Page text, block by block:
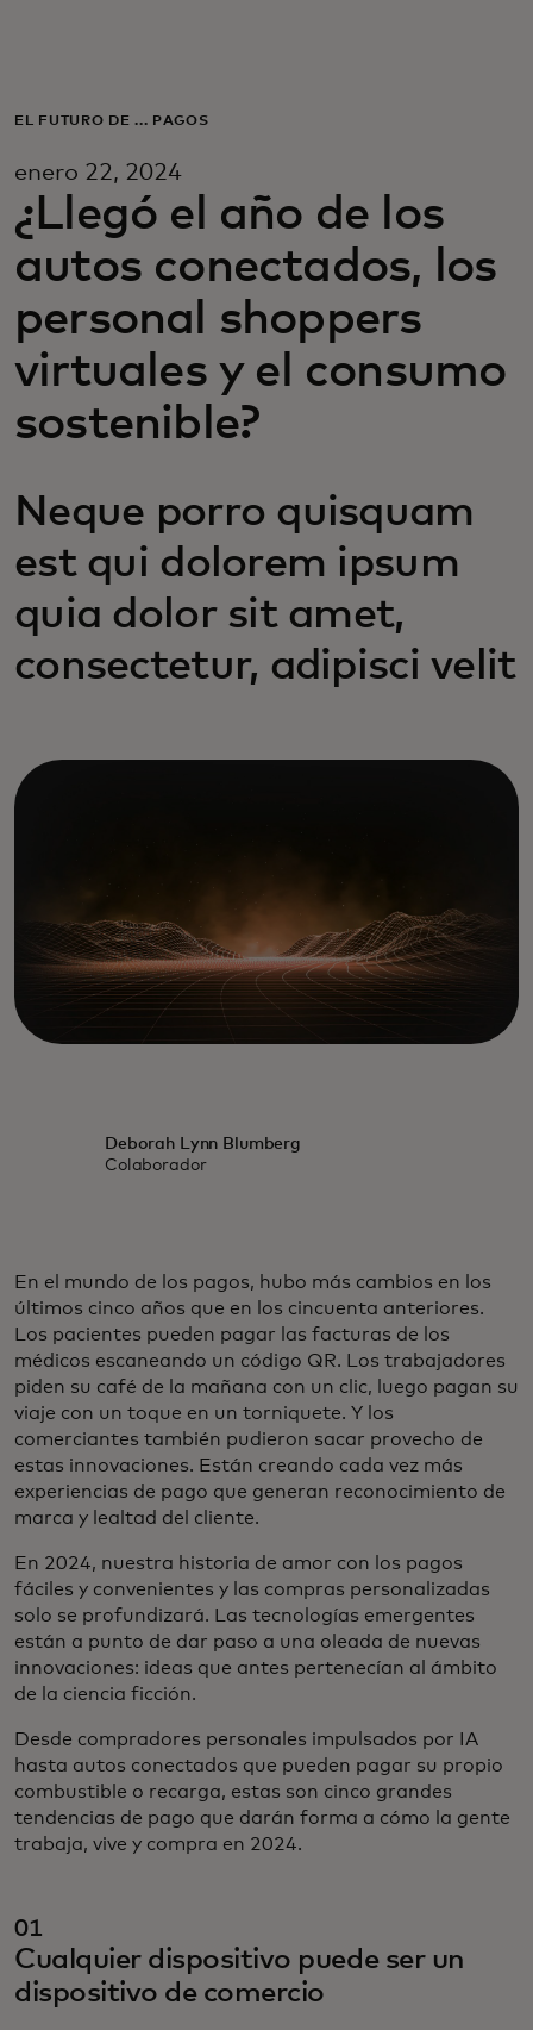
Para empresas
Para el mundo
Para innovadores
Noticias y tendencias
EL FUTURO DE ... PAGOS
enero 22, 2024
¿Llegó el año de los
autos conectados, los
personal shoppers
virtuales y el consumo
sostenible?
Neque porro quisquam
est qui dolorem ipsum
quia dolor sit amet,
consectetur, adipisci velit
Deborah Lynn Blumberg
Colaborador
En el mundo de los pagos, hubo más cambios en los
últimos cinco años que en los cincuenta anteriores.
Los pacientes pueden pagar las facturas de los
médicos escaneando un código QR. Los trabajadores
piden su café de la mañana con un clic, luego pagan su
viaje con un toque en un torniquete. Y los
comerciantes también pudieron sacar provecho de
estas innovaciones. Están creando cada vez más
experiencias de pago que generan reconocimiento de
marca y lealtad del cliente.
En 2024, nuestra historia de amor con los pagos
fáciles y convenientes y las compras personalizadas
solo se profundizará. Las tecnologías emergentes
están a punto de dar paso a una oleada de nuevas
innovaciones: ideas que antes pertenecían al ámbito
de la ciencia ficción.
Desde compradores personales impulsados por IA
hasta autos conectados que pueden pagar su propio
combustible o recarga, estas son cinco grandes
tendencias de pago que darán forma a cómo la gente
trabaja, vive y compra en 2024.
01
Cualquier dispositivo puede ser un
dispositivo de comercio